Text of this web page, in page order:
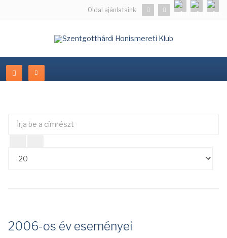
Oldal ajánlataink:
Írja
címrészt
2006-os év eseményei